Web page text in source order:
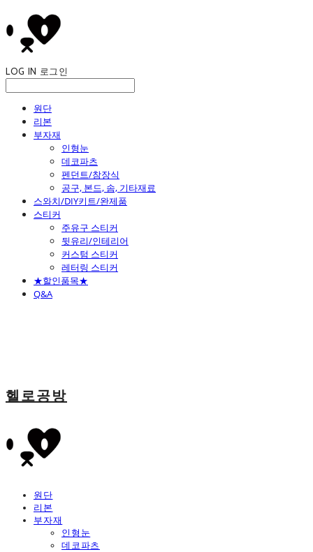
LOG IN 로그인
원단
리본
부자재
인형눈
데코파츠
펜던트/참장식
공구, 본드, 솜, 기타재료
스와치/DIY키트/완제품
스티커
주유구 스티커
뒷유리/인테리어
커스텀 스티커
레터링 스티커
★할인품목★
Q&A
헬로공방
원단
리본
부자재
인형눈
데코파츠